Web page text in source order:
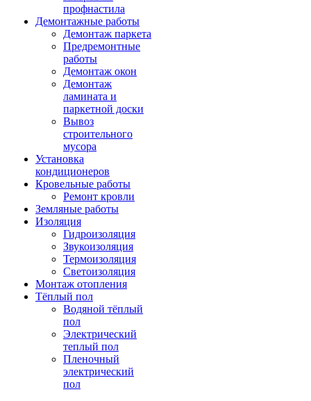
профнастила
Демонтажные работы
Демонтаж паркета
Предремонтные
работы
Демонтаж окон
Демонтаж
ламината и
паркетной доски
Вывоз
строительного
мусора
Установка
кондиционеров
Кровельные работы
Ремонт кровли
Земляные работы
Изоляция
Гидроизоляция
Звукоизоляция
Термоизоляция
Светоизоляция
Монтаж отопления
Тёплый пол
Водяной тёплый
пол
Электрический
теплый пол
Пленочный
электрический
пол